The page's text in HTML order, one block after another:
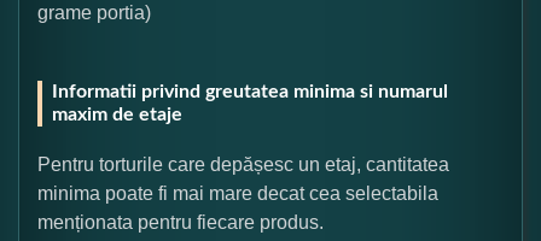
grame portia)
Informatii privind greutatea minima si numarul
maxim de etaje
Pentru torturile care depășesc un etaj, cantitatea
minima poate fi mai mare decat cea selectabila
menționata pentru fiecare produs.